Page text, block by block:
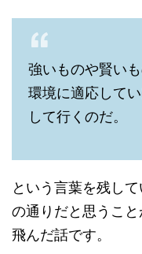
強いものや賢い
環境に適応して
して行くのだ。
という言葉を残し
の通りだと思うこ
飛んだ話です。